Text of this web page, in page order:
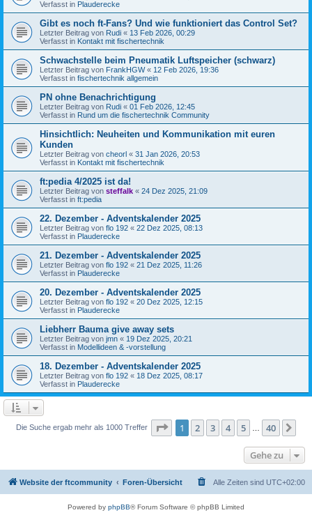
Verfasst in Plauderecke
Gibt es noch ft-Fans? Und wie funktioniert das Control Set?
Letzter Beitrag von Rudi « 13 Feb 2026, 00:29
Verfasst in Kontakt mit fischertechnik
Schwachstelle beim Pneumatik Luftspeicher (schwarz)
Letzter Beitrag von FrankHGW« 12 Feb 2026, 19:36
Verfasst in fischertechnik allgemein
PN ohne Benachrichtigung
Letzter Beitrag von Rudi « 01 Feb 2026, 12:45
Verfasst in Rund um die fischertechnik Community
Hinsichtlich: Neuheiten und Kommunikation mit euren
Kunden
Letzter Beitrag von cheorl « 31 Jan 2026, 20:53
Verfasst in Kontakt mit fischertechnik
ft:pedia 4/2025 ist da!
Letzter Beitrag von steffalk « 24 Dez 2025, 21:09
Verfasst in ft:pedia
22. Dezember - Adventskalender 2025
Letzter Beitrag von flo 192 « 22 Dez 2025, 08:13
Verfasst in Plauderecke
21. Dezember - Adventskalender 2025
Letzter Beitrag von flo 192 « 21 Dez 2025, 11:26
Verfasst in Plauderecke
20. Dezember - Adventskalender 2025
Letzter Beitrag von flo 192 « 20 Dez 2025, 12:15
Verfasst in Plauderecke
Liebherr Bauma give away sets
Letzter Beitrag von jmn « 19 Dez 2025, 20:21
Verfasst in Modellideen & -vorstellung
18. Dezember - Adventskalender 2025
Letzter Beitrag von flo 192 « 18 Dez 2025, 08:17
Verfasst in Plauderecke
Die Suche ergab mehr als 1000 Treffer Seite 1von 40
1 2 3 4 5 40
Gehe zu
Website der ftcommunity Foren-Übersicht Alle Zeiten sind UTC+02:00
Powered by phpBB® Forum Software © phpBB Limited